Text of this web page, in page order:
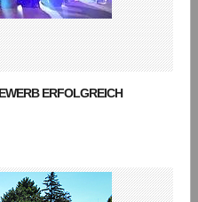
ERFOLGREICH